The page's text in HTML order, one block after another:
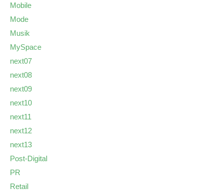
Mobile
Mode
Musik
MySpace
next07
next08
next09
next10
next11
next12
next13
Post-Digital
PR
Retail